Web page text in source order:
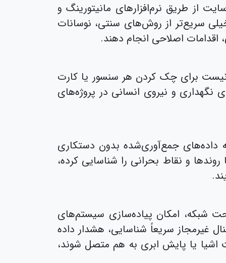
از طریق نرم‌افزارهای مانیتورینگ و
سریع‌تر از روش‌های سنتی، نوسانات
اصلاحی انجام دهند.
نیست برای چک کردن هر سنسور یا کارت
و نیروی انسانی در پروژه‌های
داده‌های جمع‌آوری‌شده بدون دستکاری
و نقاط بحرانی را شناسایی کرده،
شبکه، امکان پیاده‌سازی سیستم‌های
غیرمجاز سریعاً شناسایی، هشدار داده
اشیا یا پایش ابری به هم متصل شوند،